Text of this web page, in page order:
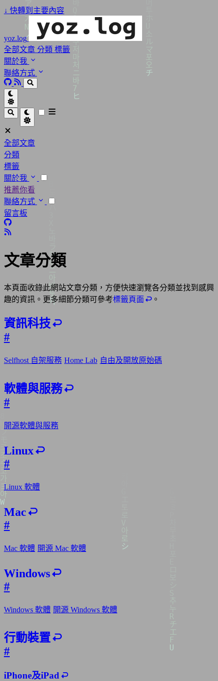
↓ 快轉到主要內容
yoz.log
全部文章 分類 標籤
關於我
聯絡方式
全部文章
分類
標籤
關於我
推薦你看
聯絡方式
留言板
文章分類
本頁面收錄此網站文章分類，方便快速瀏覽各分類並找到感興
趣的資訊。更多細節分類可參考標籤頁面 。
資訊科技
#
Selfhost 自架服務 Home Lab 自由及開放原始碼
軟體與服務
#
開源軟體與服務
Linux
#
Linux 軟體
Mac
#
Mac 軟體 開源 Mac 軟體
Windows
#
Windows 軟體 開源 Windows 軟體
行動裝置
#
iPhone及iPad